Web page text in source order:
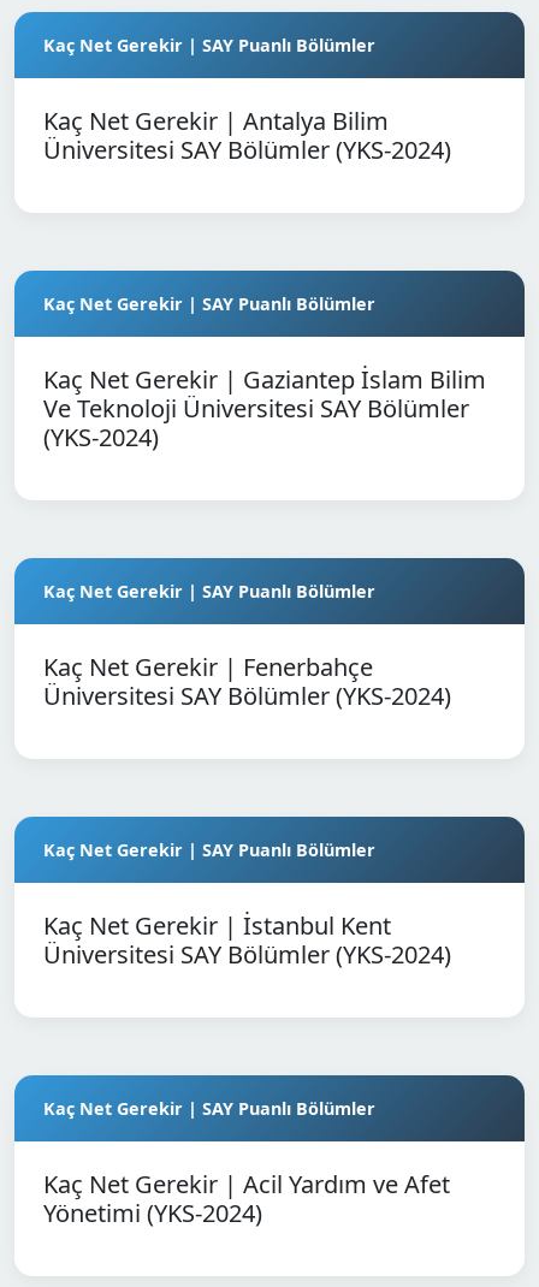
Kaç Net Gerekir | SAY Puanlı Bölümler
Kaç Net Gerekir | Antalya Bilim
Üniversitesi SAY Bölümler (YKS-2024)
Kaç Net Gerekir | SAY Puanlı Bölümler
Kaç Net Gerekir | Gaziantep İslam Bilim
Ve Teknoloji Üniversitesi SAY Bölümler
(YKS-2024)
Kaç Net Gerekir | SAY Puanlı Bölümler
Kaç Net Gerekir | Fenerbahçe
Üniversitesi SAY Bölümler (YKS-2024)
Kaç Net Gerekir | SAY Puanlı Bölümler
Kaç Net Gerekir | İstanbul Kent
Üniversitesi SAY Bölümler (YKS-2024)
Kaç Net Gerekir | SAY Puanlı Bölümler
Kaç Net Gerekir | Acil Yardım ve Afet
Yönetimi (YKS-2024)